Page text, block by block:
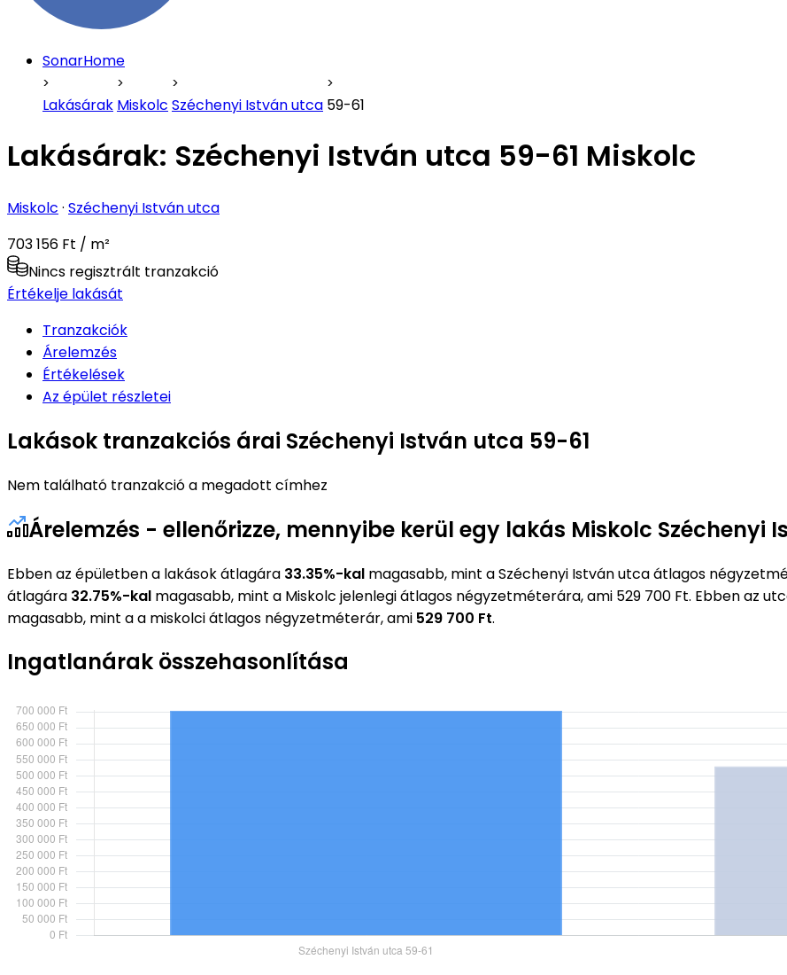
SonarHome
Lakásárak Miskolc Széchenyi István utca 59-61
Lakásárak: Széchenyi István utca 59-61 Miskolc
Miskolc · Széchenyi István utca
703 156 Ft / m²
Nincs regisztrált tranzakció
Értékelje lakását
Tranzakciók
Árelemzés
Értékelések
Az épület részletei
Lakások tranzakciós árai Széchenyi István utca 59-61
Nem található tranzakció a megadott címhez
Árelemzés - ellenőrizze, mennyibe kerül egy lakás Miskolc Széchenyi
Ebben az épületben a lakások átlagára 33.35%-kal magasabb, mint a Széchenyi István utca átlagos
átlagára 32.75%-kal magasabb, mint a Miskolc jelenlegi átlagos négyzetméterára, ami 529 700 Ft. Ebben az
magasabb, mint a a miskolci átlagos négyzetméterár, ami 529 700 Ft.
Ingatlanárak összehasonlítása